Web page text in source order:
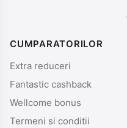
CUMPARATORILOR
Extra reduceri
Fantastic cashback
Wellcome bonus
Termeni si conditii